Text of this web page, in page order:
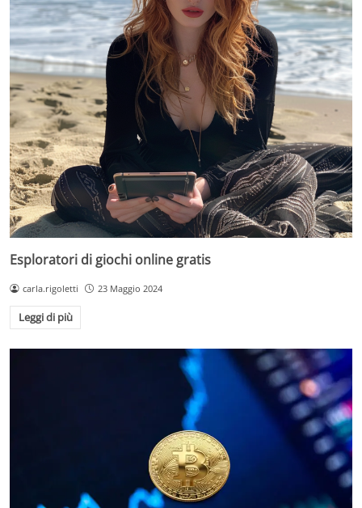
Esploratori di giochi online gratis
carla.rigoletti 23 Maggio 2024
Leggi di più